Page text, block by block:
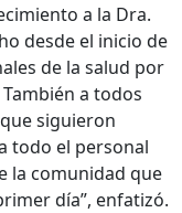
a la Dra.
desde el inicio de
de la salud por
a todos
siguieron
todo el personal
la comunidad que
día”, enfatizó.